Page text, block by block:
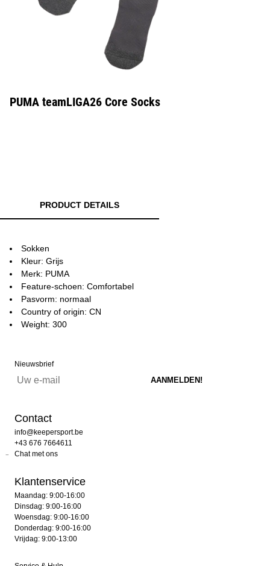
PUMA teamLIGA26 Core Socks
PRODUCT DETAILS
Sokken
Kleur: Grijs
Merk: PUMA
Feature-schoen: Comfortabel
Pasvorm: normaal
Country of origin: CN
Weight: 300
Nieuwsbrief
Contact
info@keepersport.be
+43 676 7664611
Chat met ons
Klantenservice
Maandag: 9:00-16:00
Dinsdag: 9:00-16:00
Woensdag: 9:00-16:00
Donderdag: 9:00-16:00
Vrijdag: 9:00-13:00